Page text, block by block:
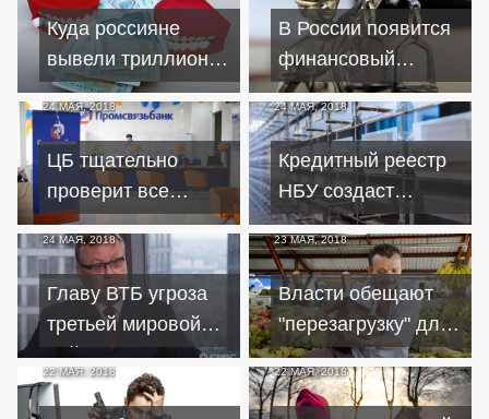
Куда россияне
вывели триллион
долларов?
В России появится
финансовый
омбудсмен
24 МАЯ, 2018
ЦБ тщательно
проверит все
передаваемые
Промсвязьбанку
кредиты
24 МАЯ, 2018
Кредитный реестр
НБУ создаст
банкам
масштабные
проблемы
24 МАЯ, 2018
Главу ВТБ угроза
третьей мировой
войны волнует
больше, чем
23 МАЯ, 2018
Власти обещают
"перезагрузку" для
развития малого
бизнеса
22 МАЯ, 2018 22 МАЯ, 2018